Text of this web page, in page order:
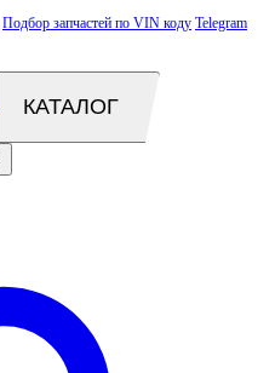
Подбор запчастей по VIN коду Telegram
КАТАЛОГ